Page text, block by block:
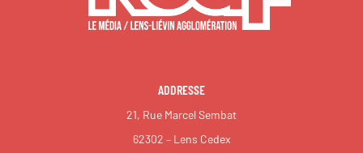
ADDRESSE
21, Rue Marcel Sembat
62302 – Lens Cedex